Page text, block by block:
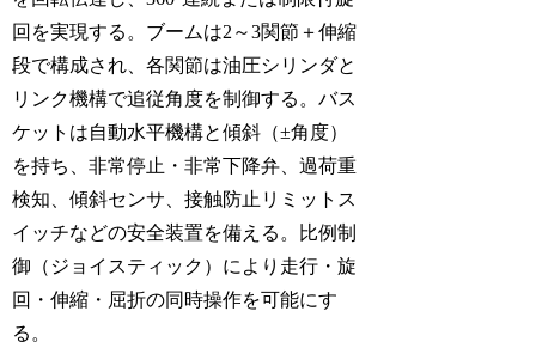
回を実現する。ブームは2～3関節＋伸縮
段で構成され、各関節は油圧シリンダと
リンク機構で追従角度を制御する。バス
ケットは自動水平機構と傾斜（±角度）
を持ち、非常停止・非常下降弁、過荷重
検知、傾斜センサ、接触防止リミットス
イッチなどの安全装置を備える。比例制
御（ジョイスティック）により走行・旋
回・伸縮・屈折の同時操作を可能にす
る。